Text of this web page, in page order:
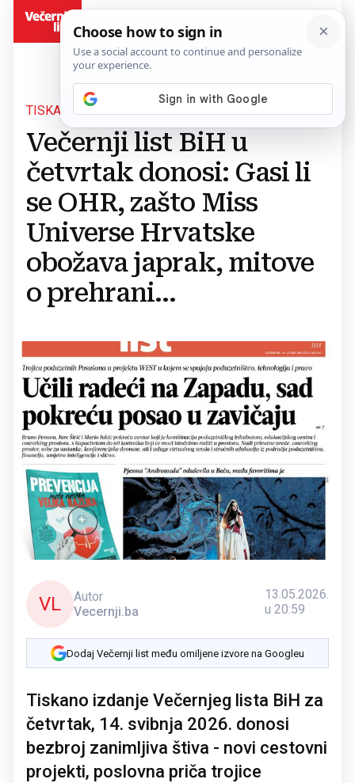
TISKANO IZDANJE, 14. SVIBNJA
Večernji list BiH u
četvrtak donosi: Gasi li
se OHR, zašto Miss
Universe Hrvatske
obožava japrak, mitove
o prehrani...
VL
Autor
Vecernji.ba
13.05.2026.
u 20:59
Dodaj Večernji list među omiljene izvore na Googleu
Tiskano izdanje Večernjeg lista BiH za
četvrtak, 14. svibnja 2026. donosi
bezbroj zanimljiva štiva - novi cestovni
projekti, poslovna priča trojice